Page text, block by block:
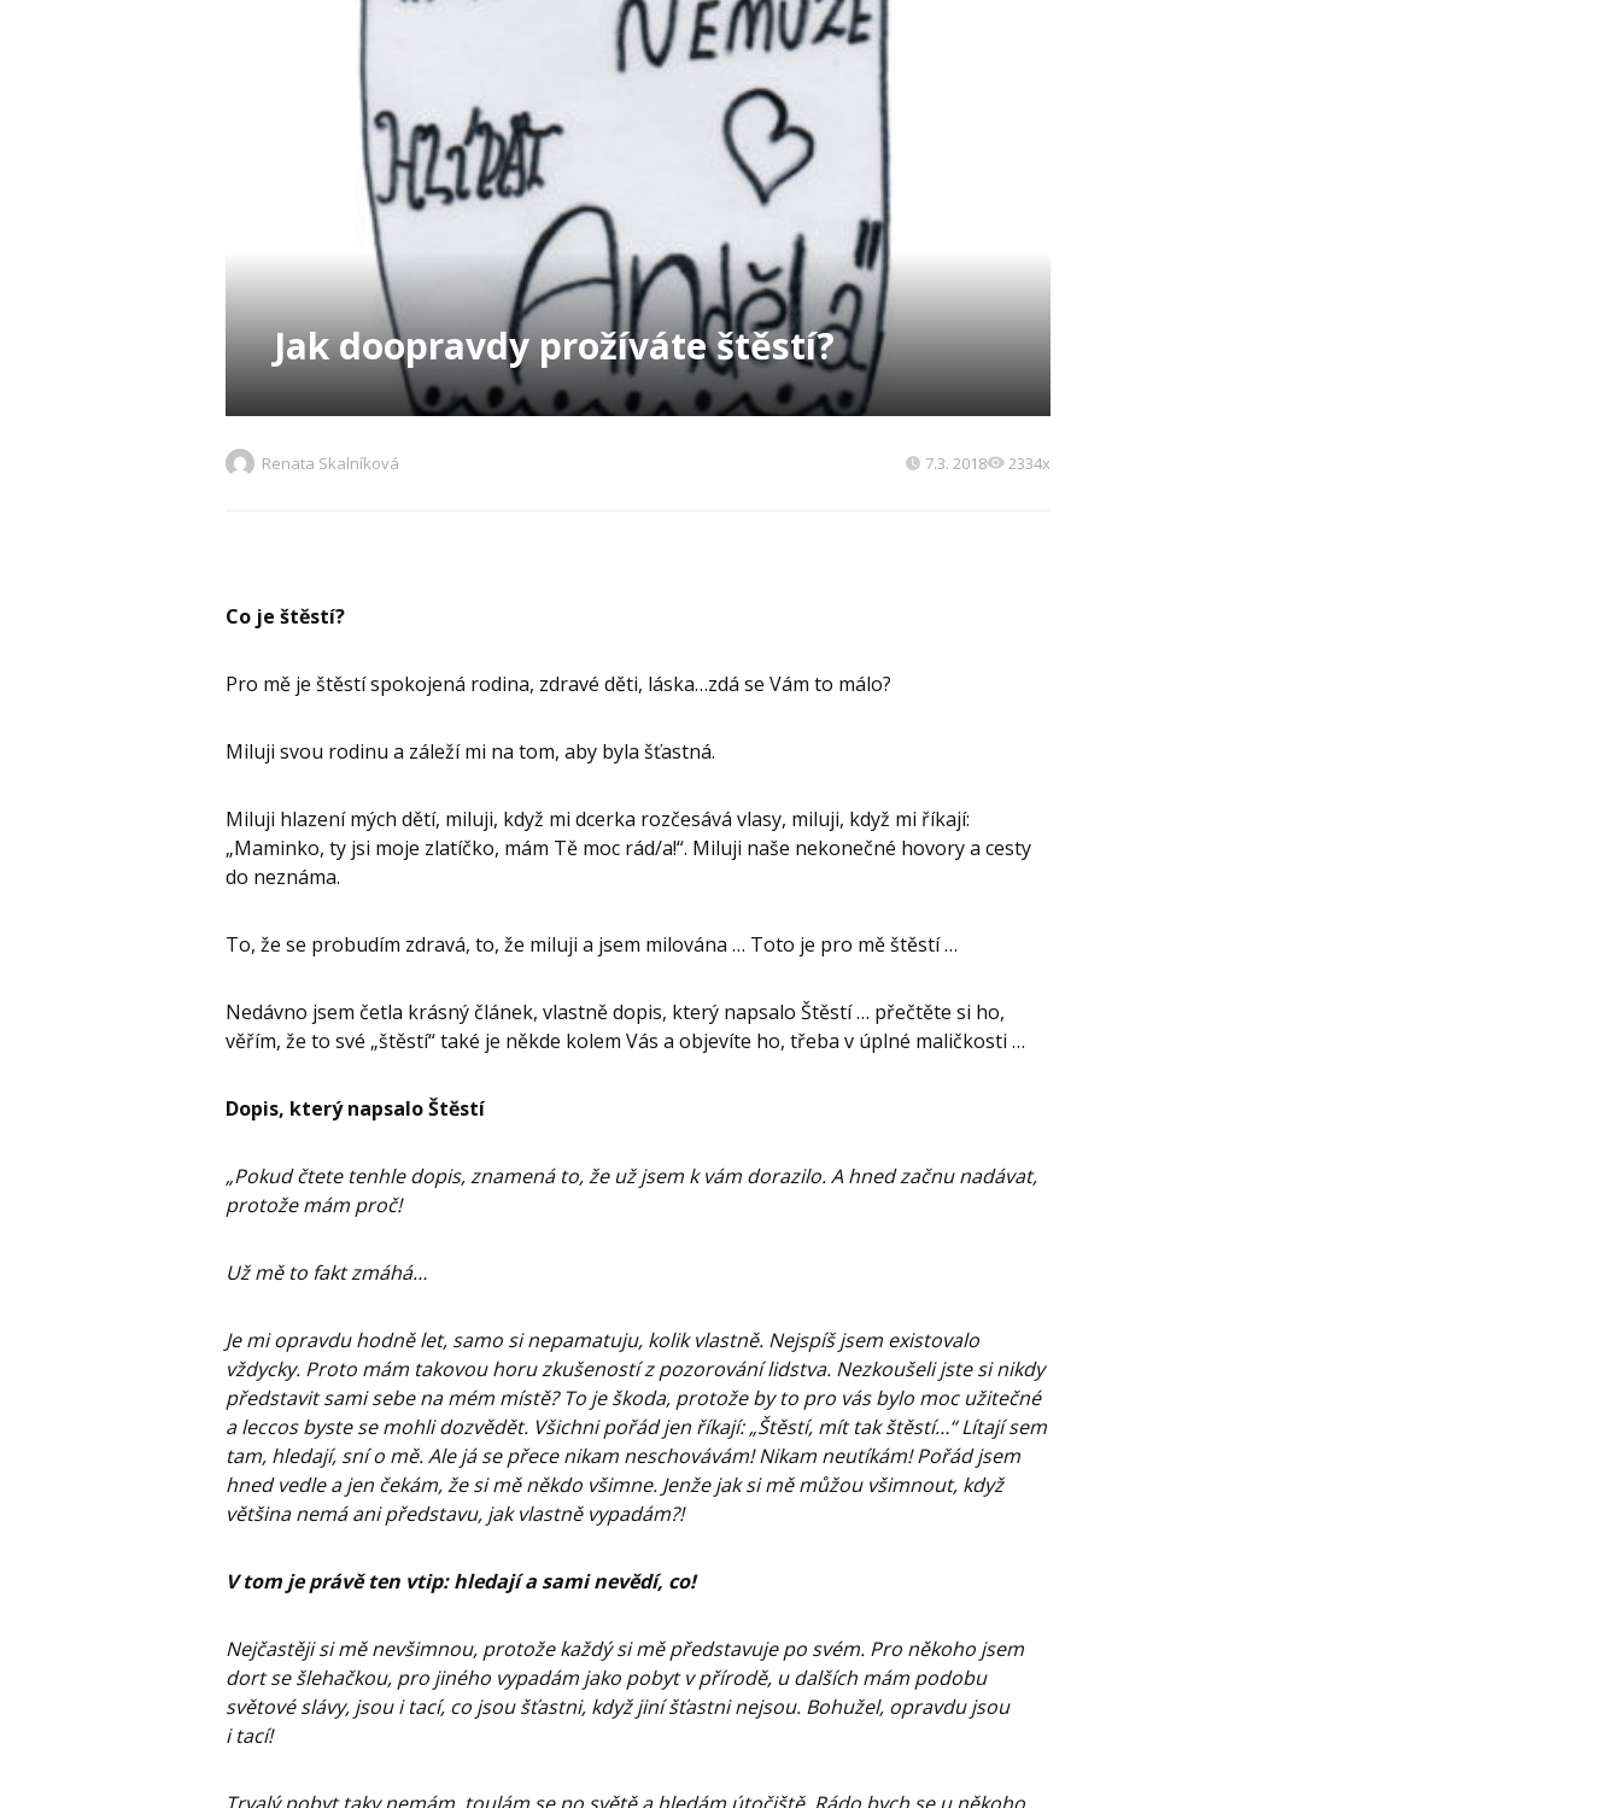
Jak doopravdy prožíváte štěstí?
Renata Skalníková 7.3. 2018 2334x
Co je štěstí?
Pro mě je štěstí spokojená rodina, zdravé děti, láska…zdá se Vám to málo?
Miluji svou rodinu a záleží mi na tom, aby byla šťastná.
Miluji hlazení mých dětí, miluji, když mi dcerka rozčesává vlasy, miluji, když mi říkají:
„Maminko, ty jsi moje zlatíčko, mám Tě moc rád/a!“. Miluji naše nekonečné hovory a cesty
do neznáma.
To, že se probudím zdravá, to, že miluji a jsem milována … Toto je pro mě štěstí …
Nedávno jsem četla krásný článek, vlastně dopis, který napsalo Štěstí … přečtěte si ho,
věřím, že to své „štěstí“ také je někde kolem Vás a objevíte ho, třeba v úplné maličkosti …
Dopis, který napsalo Štěstí
„Pokud čtete tenhle dopis, znamená to, že už jsem k vám dorazilo. A hned začnu nadávat,
protože mám proč!
Už mě to fakt zmáhá…
Je mi opravdu hodně let, samo si nepamatuju, kolik vlastně. Nejspíš jsem existovalo
vždycky. Proto mám takovou horu zkušeností z pozorování lidstva. Nezkoušeli jste si nikdy
představit sami sebe na mém místě? To je škoda, protože by to pro vás bylo moc užitečné
a leccos byste se mohli dozvědět. Všichni pořád jen říkají: „Štěstí, mít tak štěstí…“ Lítají sem
tam, hledají, sní o mě. Ale já se přece nikam neschovávám! Nikam neutíkám! Pořád jsem
hned vedle a jen čekám, že si mě někdo všimne. Jenže jak si mě můžou všimnout, když
většina nemá ani představu, jak vlastně vypadám?!
V tom je právě ten vtip: hledají a sami nevědí, co!
Nejčastěji si mě nevšimnou, protože každý si mě představuje po svém. Pro někoho jsem
dort se šlehačkou, pro jiného vypadám jako pobyt v přírodě, u dalších mám podobu
světové slávy, jsou i tací, co jsou šťastni, když jiní šťastni nejsou. Bohužel, opravdu jsou
i tací!